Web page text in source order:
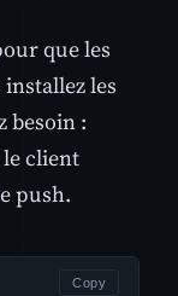
que les
les
besoin :
client
push.
Copy